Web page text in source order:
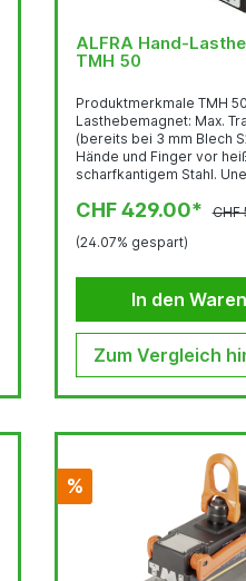
ALFRA Hand-
TMH 50
Produktmerkmale TMH
Lasthebemagnet: Max. Tragkraft: 50 kg
(bereits bei 3 mm Blech S235)
Hände und Finger vor
scharfkantigem Stahl. Unersetzbar für
Stelle zur anderen
50 – Hand-
vertikalem Heben: 50 kg Länge: 126 mm,
Breite: 80 mm,...
CHF 429.00*
CHF
(24.07% gespart)
In den
Zum Vergleich
%